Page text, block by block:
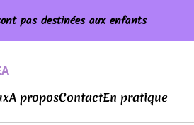
pas destinées aux enfants
A proposContactEn pratique